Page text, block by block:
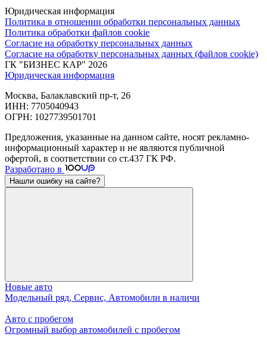
Юридическая информация
Политика в отношении обработки персональных данных
Политика обработки файлов cookie
Согласие на обработку персональных данных
Согласие на обработку персональных данных (файлов cookie)
ГК "БИЗНЕС КАР" 2026
Юридическая информация
Москва, Балаклавский пр-т, 26
ИНН: 7705040943
ОГРН: 1027739501701
Предложения, указанные на данном сайте, носят рекламно-
информационный характер и не являются публичной
офертой, в соответствии со ст.437 ГК РФ.
Разработано в
Нашли ошибку на сайте?
Новые авто
Модельный ряд, Сервис, Автомобили в наличи
Авто с пробегом
Огромный выбор автомобилей с пробегом